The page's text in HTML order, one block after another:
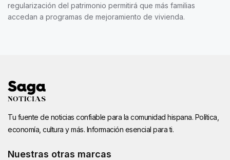
regularización del patrimonio permitirá que más familias
accedan a programas de mejoramiento de vivienda.
Tu fuente de noticias confiable para la comunidad hispana. Política,
economía, cultura y más. Información esencial para ti.
Nuestras otras marcas